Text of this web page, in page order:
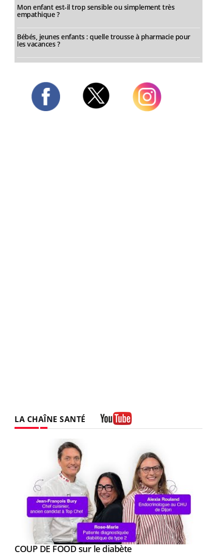
Mon enfant est-il trop sensible ou simplement très
empathique ?
Bébés, jeunes enfants : quelle trousse à pharmacie pour
les vacances ?
LA CHAÎNE SANTÉ
Youtube
COUP DE FOOD sur le diabèteYoutube